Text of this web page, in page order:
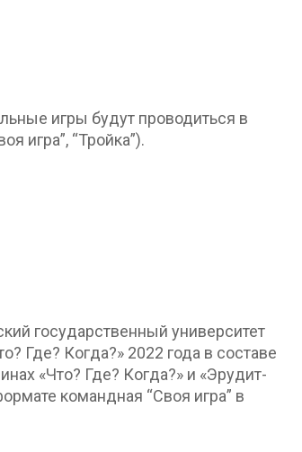
игры будут проводиться в
игра”, “Тройка”).
государственный университет
Где? Когда?» 2022 года в составе
«Что? Где? Когда?» и «Эрудит-
командная “Своя игра” в